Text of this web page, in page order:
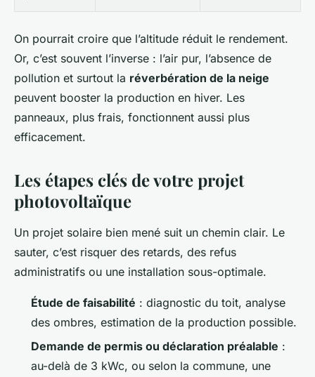
On pourrait croire que l’altitude réduit le rendement.
Or, c’est souvent l’inverse : l’air pur, l’absence de
pollution et surtout la réverbération de la neige
peuvent booster la production en hiver. Les
panneaux, plus frais, fonctionnent aussi plus
efficacement.
Les étapes clés de votre projet
photovoltaïque
Un projet solaire bien mené suit un chemin clair. Le
sauter, c’est risquer des retards, des refus
administratifs ou une installation sous-optimale.
Étude de faisabilité : diagnostic du toit, analyse
des ombres, estimation de la production possible.
Demande de permis ou déclaration préalable :
au-delà de 3 kWc, ou selon la commune, une